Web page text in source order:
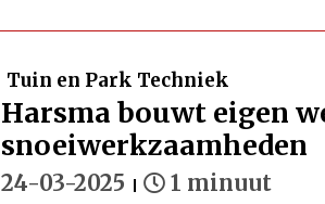
Tuin en Park Techniek
Harsma bouwt eigen
snoeiwerkzaamheden
24-03-2025 1 minuut